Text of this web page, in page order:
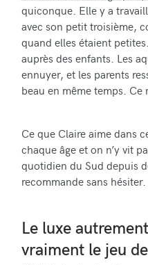
quiconque. Elle y a
avec son petit troisième,
quand elles étaient
auprès des enfants. Les
ennuyer, et les parents
beau en même temps. Ce
Ce que Claire aime dans
chaque âge et on n’y vit
quotidien du Sud depuis
recommande sans hésiter.
Le luxe
vraiment le jeu